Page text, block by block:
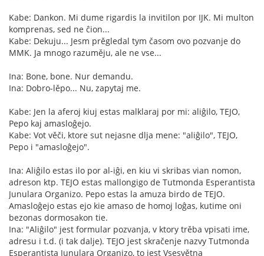
Kabe: Dankon. Mi dume rigardis la invitilon por IJK. Mi multon
komprenas, sed ne ĉion...
Kabe: Dekuju... Jesm prěgledal tym časom ovo pozvanje do
MMK. Ja mnogo razuměju, ale ne vse...
Ina: Bone, bone. Nur demandu.
Ina: Dobro-lěpo... Nu, zapytaj me.
Kabe: Jen la aferoj kiuj estas malklaraj por mi: aliĝilo, TEJO,
Pepo kaj amasloĝejo.
Kabe: Vot věči, ktore sut nejasne dlja mene: "aliĝilo", TEJO,
Pepo i "amasloĝejo".
Ina: Aliĝilo estas ilo por al-iĝi, en kiu vi skribas vian nomon,
adreson ktp. TEJO estas mallongigo de Tutmonda Esperantista
Junulara Organizo. Pepo estas la amuza birdo de TEJO.
Amasloĝejo estas ejo kie amaso de homoj loĝas, kutime oni
bezonas dormosakon tie.
Ina: "Aliĝilo" jest formular pozvanja, v ktory trěba vpisati ime,
adresu i t.d. (i tak dalje). TEJO jest skračenje nazvy Tutmonda
Esperantista Junulara Organizo, to jest Vsesvětna